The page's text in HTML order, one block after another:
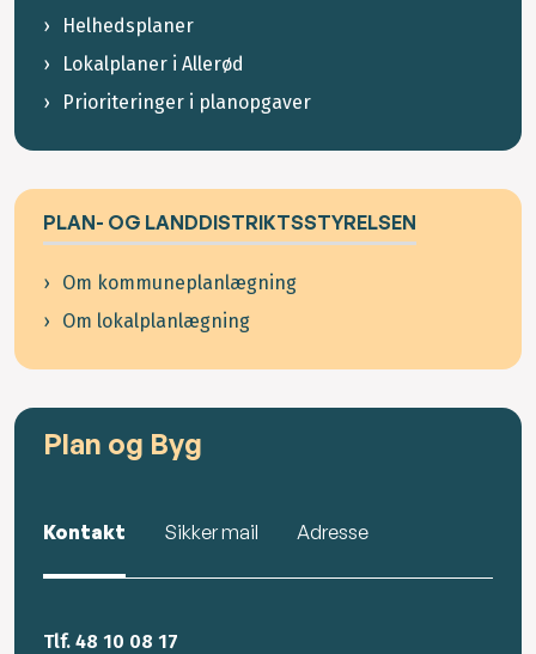
Helhedsplaner
Lokalplaner i Allerød
Prioriteringer i planopgaver
PLAN- OG LANDDISTRIKTSSTYRELSEN
Om kommuneplanlægning
Om lokalplanlægning
Plan og Byg
Kontakt Sikker mail Adresse
Tlf. 48 10 08 17